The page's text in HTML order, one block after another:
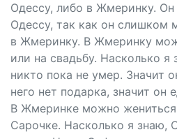
Одессу, либо в Жмеринку.
Одессу, так как он слишком
в Жмеринку. В Жмеринку
или на свадьбу. Насколько
никто пока не умер. Значит
него нет подарка, значит он
В Жмеринке можно
Сарочке. Насколько я знаю,